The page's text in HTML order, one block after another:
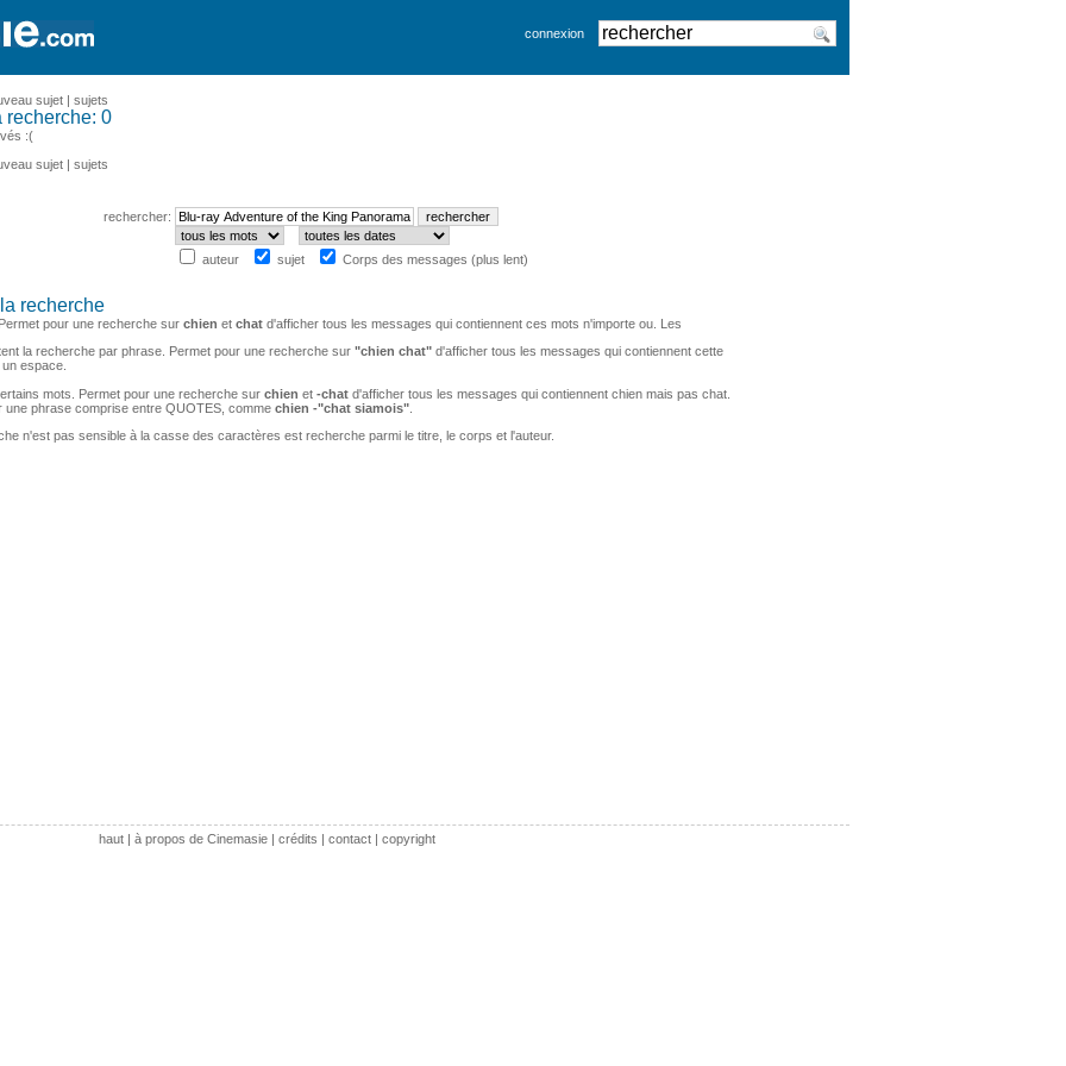
connexion
sujet | sujets
recherche: 0
:(
sujet | sujets
rechercher:
auteur sujet Corps des messages (plus lent)
recherche
pour une recherche sur chien et chat d'afficher tous les messages qui contiennent ces mots n'importe ou. Les
la recherche par phrase. Permet pour une recherche sur "chien chat" d'afficher tous les messages qui contiennent cette
espace.
mots. Permet pour une recherche sur chien et -chat d'afficher tous les messages qui contiennent chien mais pas chat.
une phrase comprise entre QUOTES, comme chien -"chat siamois"
n'est pas sensible à la casse des caractères est recherche parmi le titre, le corps et l'auteur.
haut| à propos de Cinemasie| crédits | contact| copyright